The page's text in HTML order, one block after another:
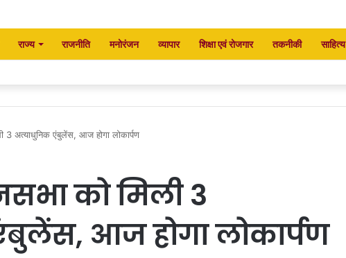
राज्य राजनीति मनोरंजन व्यापार शिक्षा एवं रोजगार तकनीकी साहित्य
3 अत्याधुनिक एंबुलेंस, आज होगा लोकार्पण
को मिली 3
आज होगा लोकार्पण